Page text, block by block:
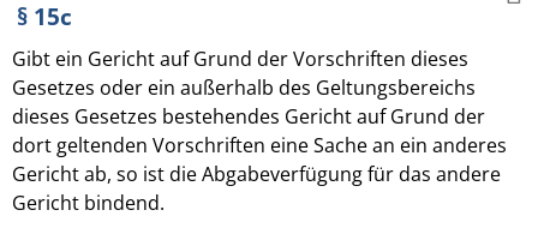
§ 15c
Gibt ein Gericht auf Grund der Vorschriften dieses
Gesetzes oder ein außerhalb des Geltungsbereichs
dieses Gesetzes bestehendes Gericht auf Grund der
dort geltenden Vorschriften eine Sache an ein anderes
Gericht ab, so ist die Abgabeverfügung für das andere
Gericht bindend.